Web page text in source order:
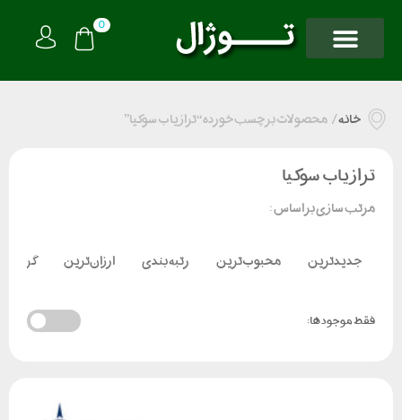
0
خانه/ محصولات برچسب خورده “تراز یاب سوکیا”
تراز یاب سوکیا
مرتب سازی بر اساس :
جدیدترین محبوب‌ترین رتبه بندی ارزان‌ترین
فقط موجود ها: